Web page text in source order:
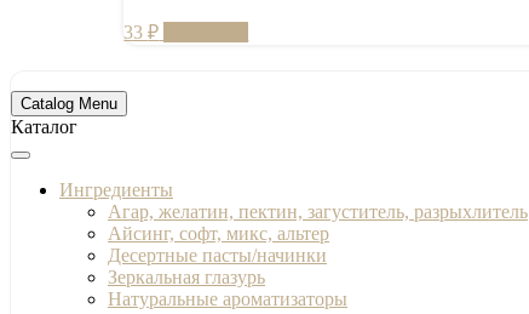
33₽
Catalog Menu
Каталог
Ингредиенты
Агар, желатин, пектин, загуститель, разрыхлитель
Айсинг, софт, микс, альтер
Десертные пасты/начинки
Зеркальная глазурь
Натуральные ароматизаторы